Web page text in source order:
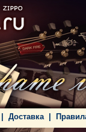
Доставка